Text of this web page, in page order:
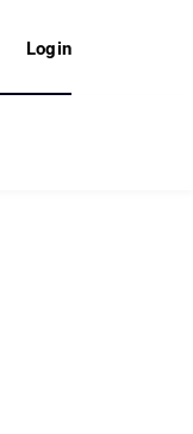
Login